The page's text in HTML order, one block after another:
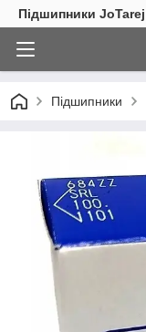
Підшипники JoTarej
Підшипники